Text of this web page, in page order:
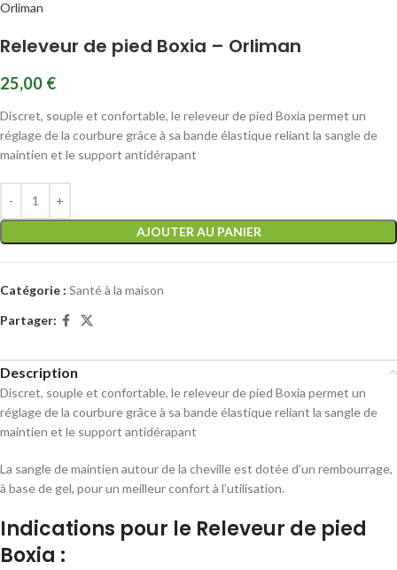
Orliman
Releveur de pied Boxia – Orliman
25,00 €
Discret, souple et confortable, le releveur de pied Boxia permet un
réglage de la courbure grâce à sa bande élastique reliant la sangle de
maintien et le support antidérapant
AJOUTER AU PANIER
Catégorie : Santé à la maison
Partager:
Description
Discret, souple et confortable, le releveur de pied Boxia permet un
réglage de la courbure grâce à sa bande élastique reliant la sangle de
maintien et le support antidérapant
La sangle de maintien autour de la cheville est dotée d’un rembourrage,
à base de gel, pour un meilleur confort à l’utilisation.
Indications pour le Releveur de pied
Boxia :